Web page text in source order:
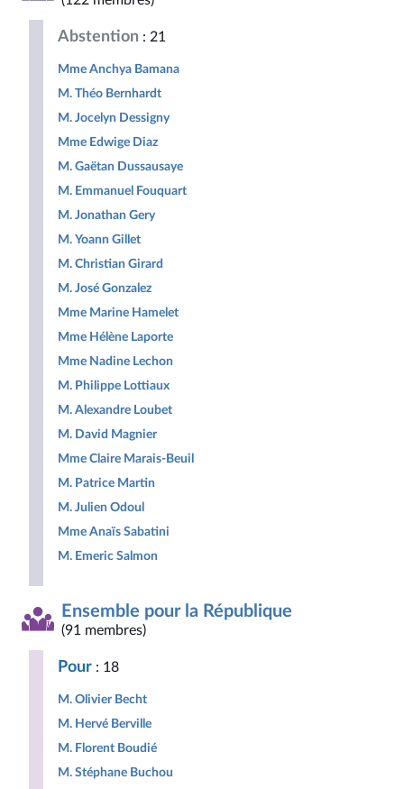
Républicaine
Abstention : 21
Mme Anchya Bamana
M. Théo Bernhardt
M. Jocelyn Dessigny
Mme Edwige Diaz
M. Gaëtan Dussausaye
M. Emmanuel Fouquart
M. Jonathan Gery
M. Yoann Gillet
M. Christian Girard
M. José Gonzalez
Mme Marine Hamelet
Mme Hélène Laporte
Mme Nadine Lechon
M. Philippe Lottiaux
M. Alexandre Loubet
M. David Magnier
Mme Claire Marais-Beuil
M. Patrice Martin
M. Julien Odoul
Mme Anaïs Sabatini
M. Emeric Salmon
Ensemble pour la République
(91 membres)
Pour : 18
M. Olivier Becht
M. Hervé Berville
M. Florent Boudié
M. Stéphane Buchou